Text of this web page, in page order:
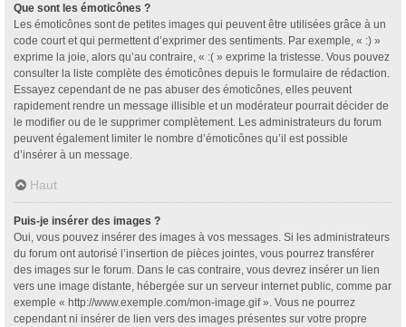
Que sont les émoticônes ?
Les émoticônes sont de petites images qui peuvent être utilisées grâce à un
code court et qui permettent d’exprimer des sentiments. Par exemple, « :) »
exprime la joie, alors qu’au contraire, « :( » exprime la tristesse. Vous pouvez
consulter la liste complète des émoticônes depuis le formulaire de rédaction.
Essayez cependant de ne pas abuser des émoticônes, elles peuvent
rapidement rendre un message illisible et un modérateur pourrait décider de
le modifier ou de le supprimer complètement. Les administrateurs du forum
peuvent également limiter le nombre d’émoticônes qu’il est possible
d’insérer à un message.
Haut
Puis-je insérer des images ?
Oui, vous pouvez insérer des images à vos messages. Si les administrateurs
du forum ont autorisé l’insertion de pièces jointes, vous pourrez transférer
des images sur le forum. Dans le cas contraire, vous devrez insérer un lien
vers une image distante, hébergée sur un serveur internet public, comme par
exemple « http://www.exemple.com/mon-image.gif ». Vous ne pourrez
cependant ni insérer de lien vers des images présentes sur votre propre